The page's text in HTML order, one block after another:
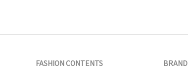
FASHION CONTENTS BRAND